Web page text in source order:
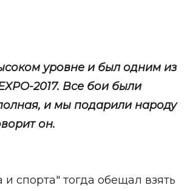
уровне и был одним из
2017. Все бои были
и мы подарили народу
он.
спорта" тогда обещал взять